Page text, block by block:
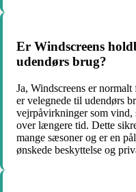
Er Windscreens
udendørs brug?
Ja, Windscreens er
er velegnede til udendørs
vejrpåvirkninger som
over længere tid. Dette
mange sæsoner og er en
ønskede beskyttelse og